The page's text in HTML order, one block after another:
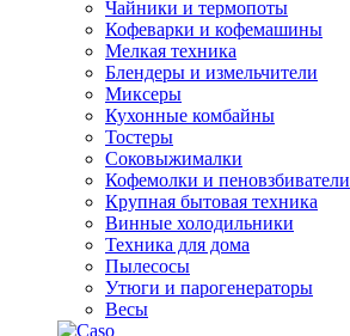
Чайники и термопоты
Кофеварки и кофемашины
Мелкая техника
Блендеры и измельчители
Миксеры
Кухонные комбайны
Тостеры
Соковыжималки
Кофемолки и пеновзбиватели
Крупная бытовая техника
Винные холодильники
Техника для дома
Пылесосы
Утюги и парогенераторы
Весы